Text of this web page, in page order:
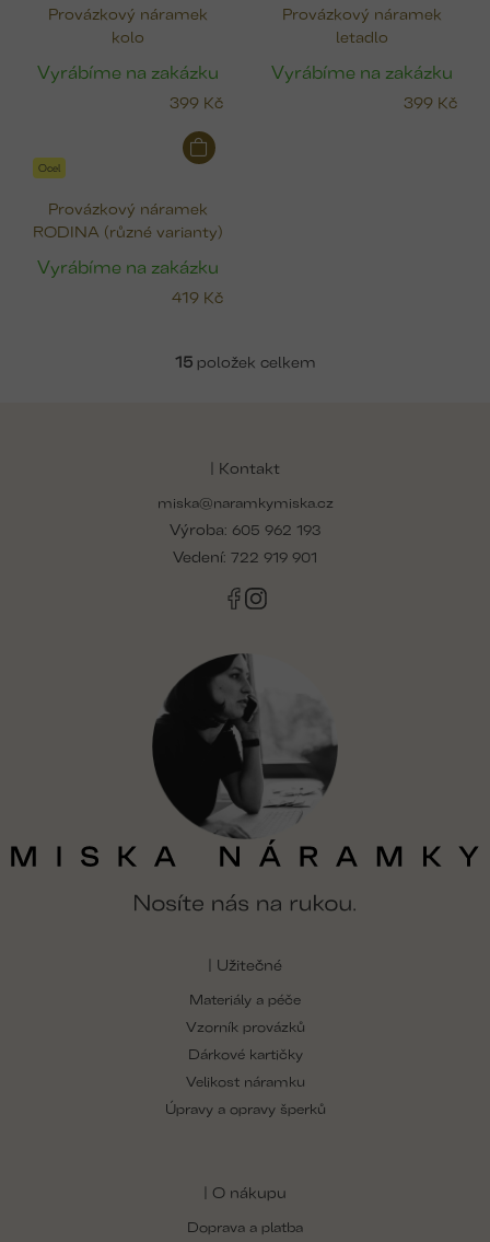
Provázkový náramek
kolo
Vyrábíme na zakázku
399 Kč
Provázkový náramek
letadlo
Vyrábíme na zakázku
399 Kč
Ocel
Provázkový náramek
RODINA (různé varianty)
Vyrábíme na zakázku
419 Kč
15položek celkem
| Kontakt
miska@naramkymiska.cz
Výroba: 605 962 193
Vedení: 722 919 901
| Užitečné
Materiály a péče
Vzorník provázků
Dárkové kartičky
Velikost náramku
Úpravy a opravy šperků
| O nákupu
Doprava a platba